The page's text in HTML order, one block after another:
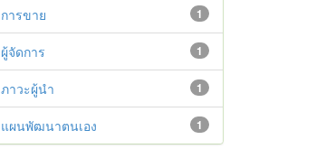
1
การขาย
1
ผู้จัดการ
1
ภาวะผู้นำ
1
แผนพัฒนาตนเอง